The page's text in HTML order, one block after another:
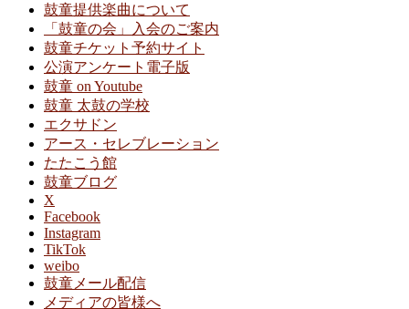
鼓童提供楽曲について
「鼓童の会」入会のご案内
鼓童チケット予約サイト
公演アンケート電子版
鼓童 on Youtube
鼓童 太鼓の学校
エクサドン
アース・セレブレーション
たたこう館
鼓童ブログ
X
Facebook
Instagram
TikTok
weibo
鼓童メール配信
メディアの皆様へ